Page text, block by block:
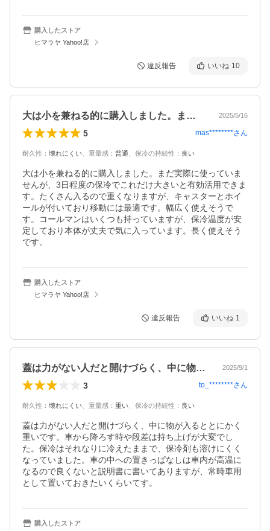
購入したストア
ヒマラヤ Yahoo!店
違反報告 いいね 10
大は小を兼ねる的に購入しました。まだ実… 2025/5/16
5 mas********さん
耐久性 ： 壊れにくい 重量感 ： 普通 保冷の持続性 ： 良い
大は小を兼ねる的に購入しました。まだ実際に使っていま
せんが、3日程度の保冷でこれだけ大きいと有効活用できま
す。たくさん入るので重くなりますが、キャスターとホイ
ールが付いており移動には最適です。幅広く使えそうで
す。コールマンはいくつも持っていますが、保冷温度が安
定しており本体が丈夫で気に入っています。長く使えそう
です。
購入したストア
ヒマラヤ Yahoo!店
違反報告 いいね 1
蓋は力がない人だと開けづらく、中に物が… 2025/9/1
3 to_********さん
耐久性 ： 壊れにくい 重量感 ： 重い 保冷の持続性 ： 良い
蓋は力がない人だと開けづらく、中に物が入るととにかく
重いです。車から降ろす時や段差は持ち上げが大変でし
た。保冷はそれなりに冷えたままで、保冷剤も溶けにくく
なっていました。車の中への置きっぱなしは車内が高温に
なるので良くないと説明書に書いてありますが、常時車用
として置いておきたいくらいてす。
購入したストア